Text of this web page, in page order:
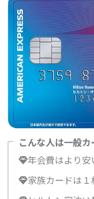
こんな人は一般カ
年会費はより
家族カードは